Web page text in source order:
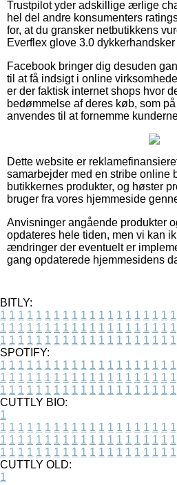
Trustpilot yder adskillige ærlige
hel del andre konsumenters
for, at du gransker netbutikkens
Everflex glove 3.0
Facebook bringer dig desuden
til at få indsigt i online
er der faktisk internet shops hvor
bedømmelse af deres køb, som
anvendes til at fornemme
Dette website er
samarbejder med en stribe online
butikkernes produkter, og høster
bruger fra vores hjemmeside
Anvisninger angående produkter
opdateres hele tiden, men vi kan
ændringer der eventuelt er
gang opdaterede hjemmesidens
BITLY:
1 1 1 1 1 1 1 1 1 1 1 1 1 1 1 1 1 1 1 1
1 1 1 1 1 1 1 1 1 1 1 1 1 1 1 1 1 1 1 1
1 1 1 1 1 1 1 1 1 1 1 1 1 1 1 1 1 1 1 1
SPOTIFY:
1 1 1 1 1 1 1 1 1 1 1 1 1 1 1 1 1 1 1 1
1 1 1 1 1 1 1 1 1 1 1 1 1 1 1 1 1 1 1 1
1 1 1 1 1 1 1 1 1 1 1 1 1 1 1 1 1 1 1 1
CUTTLY BIO:
1
1 1 1 1 1 1 1 1 1 1 1 1 1 1 1 1 1 1 1 1
1 1 1 1 1 1 1 1 1 1 1 1 1 1 1 1 1 1 1 1
1 1 1 1 1 1 1 1 1 1 1 1 1 1 1 1 1 1 1 1
CUTTLY OLD:
1